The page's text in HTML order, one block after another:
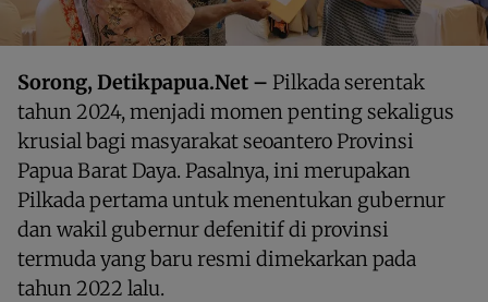
Sorong, Detikpapua.Net – Pilkada serentak
tahun 2024, menjadi momen penting sekaligus
krusial bagi masyarakat seoantero Provinsi
Papua Barat Daya. Pasalnya, ini merupakan
Pilkada pertama untuk menentukan gubernur
dan wakil gubernur defenitif di provinsi
termuda yang baru resmi dimekarkan pada
tahun 2022 lalu.